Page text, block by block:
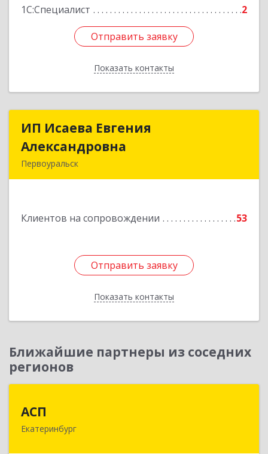
1С:Специалист
2
Отправить заявку
Показать контакты
Отправить заявку
Назад
ИП Исаева Евгения
Александровна
Первоуральск
Клиентов на сопровождении 53
Отправить заявку
Показать контакты
ИП Исаева Евгения
Отправить заявку
Назад
Ближайшие партнеры из соседних
регионов
АСП
Екатеринбург
620075, Свердловская обл, Екатеринбург г,